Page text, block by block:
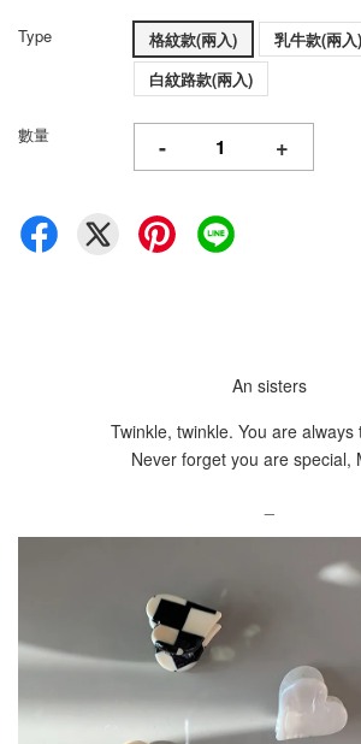
Type 格紋款(兩入)
乳牛款(兩入)
白紋路款(兩入)
數量 - +
An sisters
Twinkle, twinkle. You are always
Never forget you are special,